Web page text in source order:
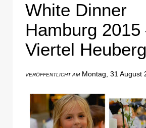
White Dinner
Hamburg 2015
Viertel Heuberg
VERÖFFENTLICHT AMMontag, 31 August